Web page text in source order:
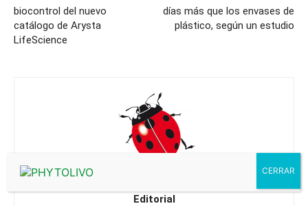
biocontrol del nuevo
catálogo de Arysta
LifeScience
días más que los envases de
plástico, según un estudio
Editorial